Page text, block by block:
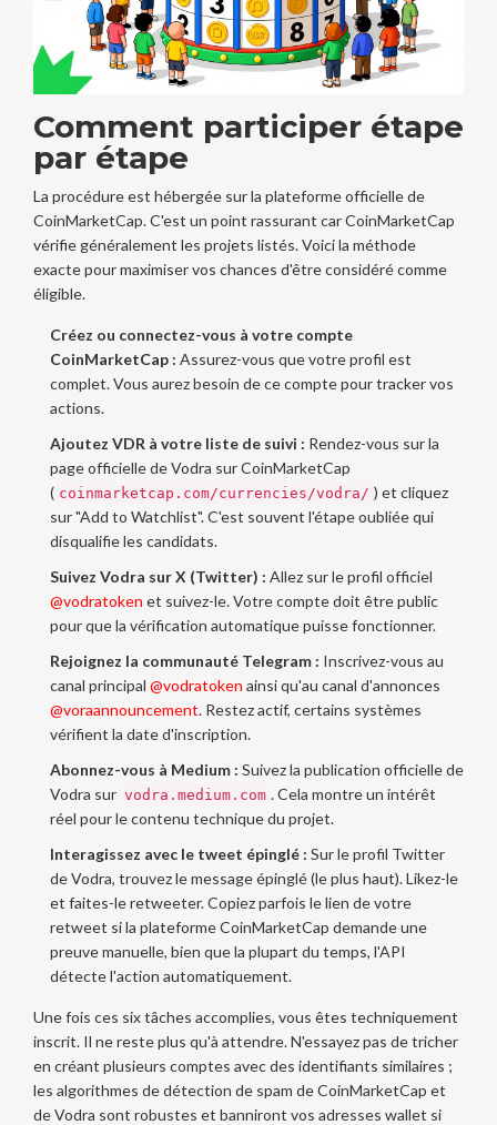
Comment participer étape
par étape
La procédure est hébergée sur la plateforme officielle de
CoinMarketCap. C'est un point rassurant car CoinMarketCap
vérifie généralement les projets listés. Voici la méthode
exacte pour maximiser vos chances d'être considéré comme
éligible.
Créez ou connectez-vous à votre compte
CoinMarketCap : Assurez-vous que votre profil est
complet. Vous aurez besoin de ce compte pour tracker vos
actions.
Ajoutez VDR à votre liste de suivi : Rendez-vous sur la
page officielle de Vodra sur CoinMarketCap
( coinmarketcap.com/currencies/vodra/ ) et cliquez
sur "Add to Watchlist". C'est souvent l'étape oubliée qui
disqualifie les candidats.
Suivez Vodra sur X (Twitter) : Allez sur le profil officiel
@vodratoken et suivez-le. Votre compte doit être public
pour que la vérification automatique puisse fonctionner.
Rejoignez la communauté Telegram : Inscrivez-vous au
canal principal @vodratoken ainsi qu'au canal d'annonces
@voraannouncement. Restez actif, certains systèmes
vérifient la date d'inscription.
Abonnez-vous à Medium : Suivez la publication officielle de
Vodra sur vodra.medium.com . Cela montre un intérêt
réel pour le contenu technique du projet.
Interagissez avec le tweet épinglé : Sur le profil Twitter
de Vodra, trouvez le message épinglé (le plus haut). Likez-le
et faites-le retweeter. Copiez parfois le lien de votre
retweet si la plateforme CoinMarketCap demande une
preuve manuelle, bien que la plupart du temps, l'API
détecte l'action automatiquement.
Une fois ces six tâches accomplies, vous êtes techniquement
inscrit. Il ne reste plus qu'à attendre. N'essayez pas de tricher
en créant plusieurs comptes avec des identifiants similaires ;
les algorithmes de détection de spam de CoinMarketCap et
de Vodra sont robustes et banniront vos adresses wallet si